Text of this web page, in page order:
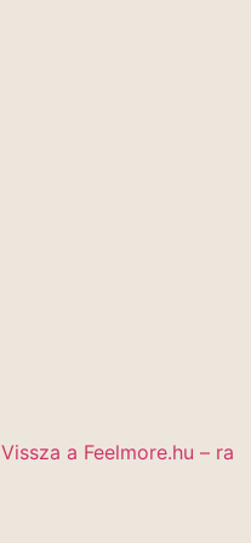
Vissza a Feelmore.hu – ra